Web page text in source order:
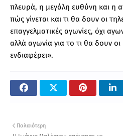
πλευρά, η μεγάλη ευθύνη και η
πώς γίνεται και τι θα δουν οι
επαγγελματικές αγωνίες, όχι
αλλά αγωνία για το τι θα δουν
ενδιαφέρει».
Παλαιότερη